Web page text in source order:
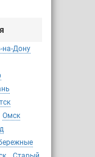
на-Дону
Омск